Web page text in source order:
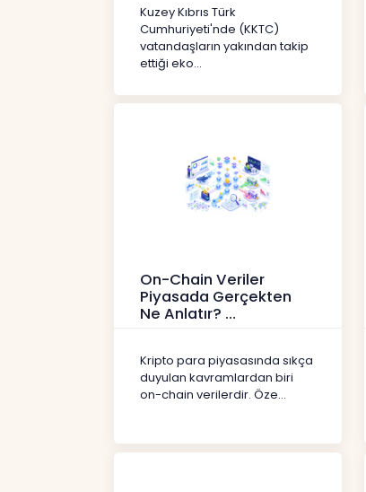
Haberler
Kuzey Kıbrıs Türk
Cumhuriyeti'nde (KKTC)
vatandaşların yakından takip
ettiği eko...
On-Chain Veriler
Piyasada Gerçekten
Ne Anlatır?
Kripto para piyasasında sıkça
duyulan kavramlardan biri
on-chain verilerdir. Öze...